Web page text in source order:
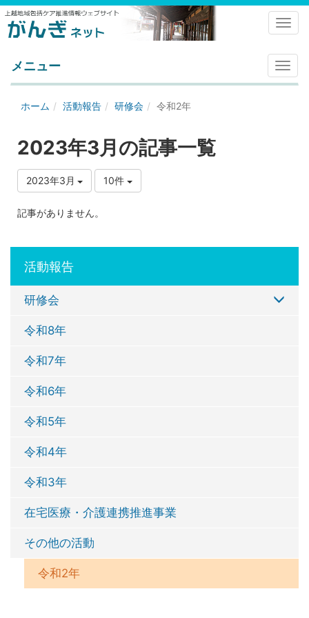
メ
ニ
メニュー
ホーム 活動報告 研修会 令和2年
2023年3月の記事一覧
2023年3月 10件
記事がありません。
活動報告
研修会
令和8年
令和7年
令和6年
令和5年
令和4年
令和3年
在宅医療・介護連携推進事業
その他の活動
令和2年